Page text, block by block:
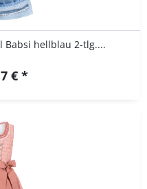
hellblau 2-tlg....
€ *